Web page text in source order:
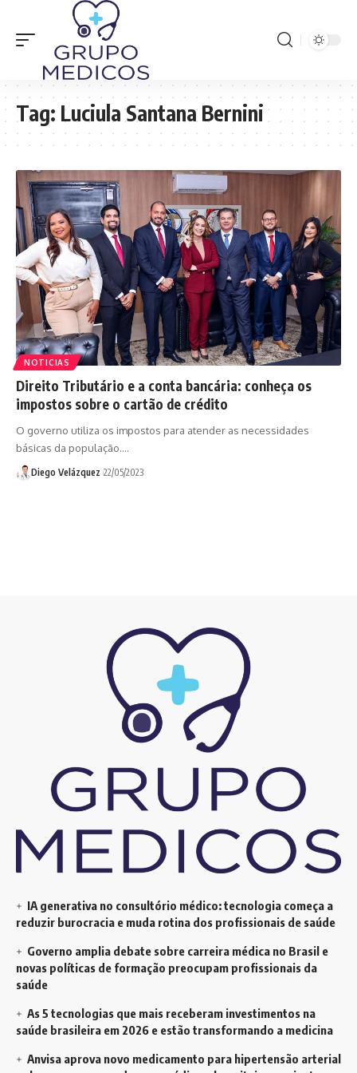
Tag: Luciula Santana Bernini
NOTICIAS
Direito Tributário e a conta bancária: conheça os
impostos sobre o cartão de crédito
O governo utiliza os impostos para atender as necessidades
básicas da população.…
Diego Velázquez 22/05/2023
IA generativa no consultório médico: tecnologia começa a
reduzir burocracia e muda rotina dos profissionais de saúde
Governo amplia debate sobre carreira médica no Brasil e
novas políticas de formação preocupam profissionais da
saúde
As 5 tecnologias que mais receberam investimentos na
saúde brasileira em 2026 e estão transformando a medicina
Anvisa aprova novo medicamento para hipertensão arterial